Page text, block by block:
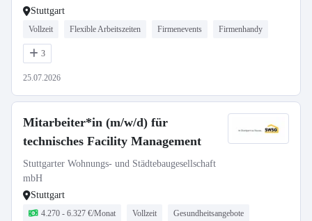
Stuttgart
Vollzeit Flexible Arbeitszeiten Firmenevents Firmenhandy
3
25.07.2026
Mitarbeiter*in (m/w/d) für
technisches Facility Management
Stuttgarter Wohnungs- und Städtebaugesellschaft
mbH
Stuttgart
4.270 - 6.327 €/Monat Vollzeit Gesundheitsangebote